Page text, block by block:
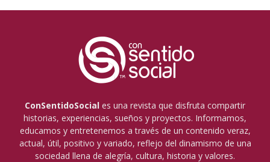
ConSentidoSocial es una revista que disfruta compartir
historias, experiencias, sueños y proyectos. Informamos,
educamos y entretenemos a través de un contenido veraz,
actual, útil, positivo y variado, reflejo del dinamismo de una
sociedad llena de alegría, cultura, historia y valores.